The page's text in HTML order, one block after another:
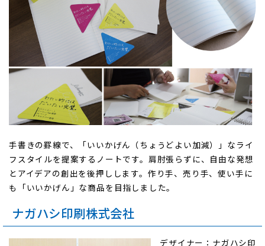
手書きの罫線で、「いいかげん（ちょうどよい加減）」なライ
フスタイルを提案するノートです。肩肘張らずに、自由な発想
とアイデアの創出を後押しします。作り手、売り手、使い手に
も「いいかげん」な商品を目指しました。
ナガハシ印刷株式会社
デザイナー：ナガハシ印